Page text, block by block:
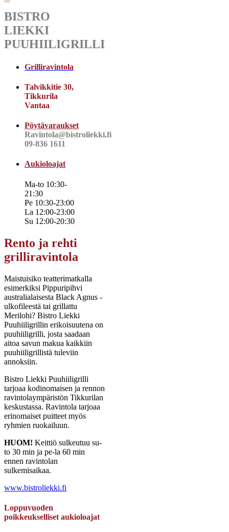
BISTRO
LIEKKI
PUUHIILIGRILLI
Grilliravintola
Talvikkitie 30,
Tikkurila
Vantaa
Pöytävaraukset
Ravintola@bistroliekki.fi
09-836 1611
Aukioloajat
Ma-to 10:30-
21:30
Pe 10:30-23:00
La 12:00-23:00
Su 12:00-20:30
Rento ja rehti
grilliravintola
Maistuisiko teatterimatkalla
esimerkiksi Pippuripihvi
australialaisesta Black Agnus -
ulkofileestä tai grillattu
Merilohi? Bistro Liekki
Puuhiiligrillin erikoisuutena on
puuhiiligrilli, josta saadaan
aitoa savun makua kaikkiin
puuhiiligrillistä tuleviin
annoksiin.
Bistro Liekki Puuhiiligrilli
tarjoaa kodinomaisen ja rennon
ravintolaympäristön Tikkurilan
keskustassa. Ravintola tarjoaa
erinomaiset puitteet myös
ryhmien ruokailuun.
HUOM! Keittiö sulkeutuu su-
to 30 min ja pe-la 60 min
ennen ravintolan
sulkemisaikaa.
www.bistroliekki.fi
Loppuvuoden
poikkeukselliset aukioloajat